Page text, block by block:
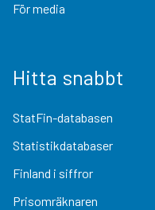
För media
Hitta snabbt
StatFin-databasen
Statistikdatabaser
Finland i siffror
Prisomräknaren